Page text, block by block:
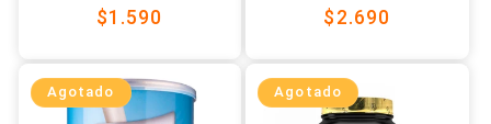
Precio
$1.590
Precio
$2.690
Agotado Agotado